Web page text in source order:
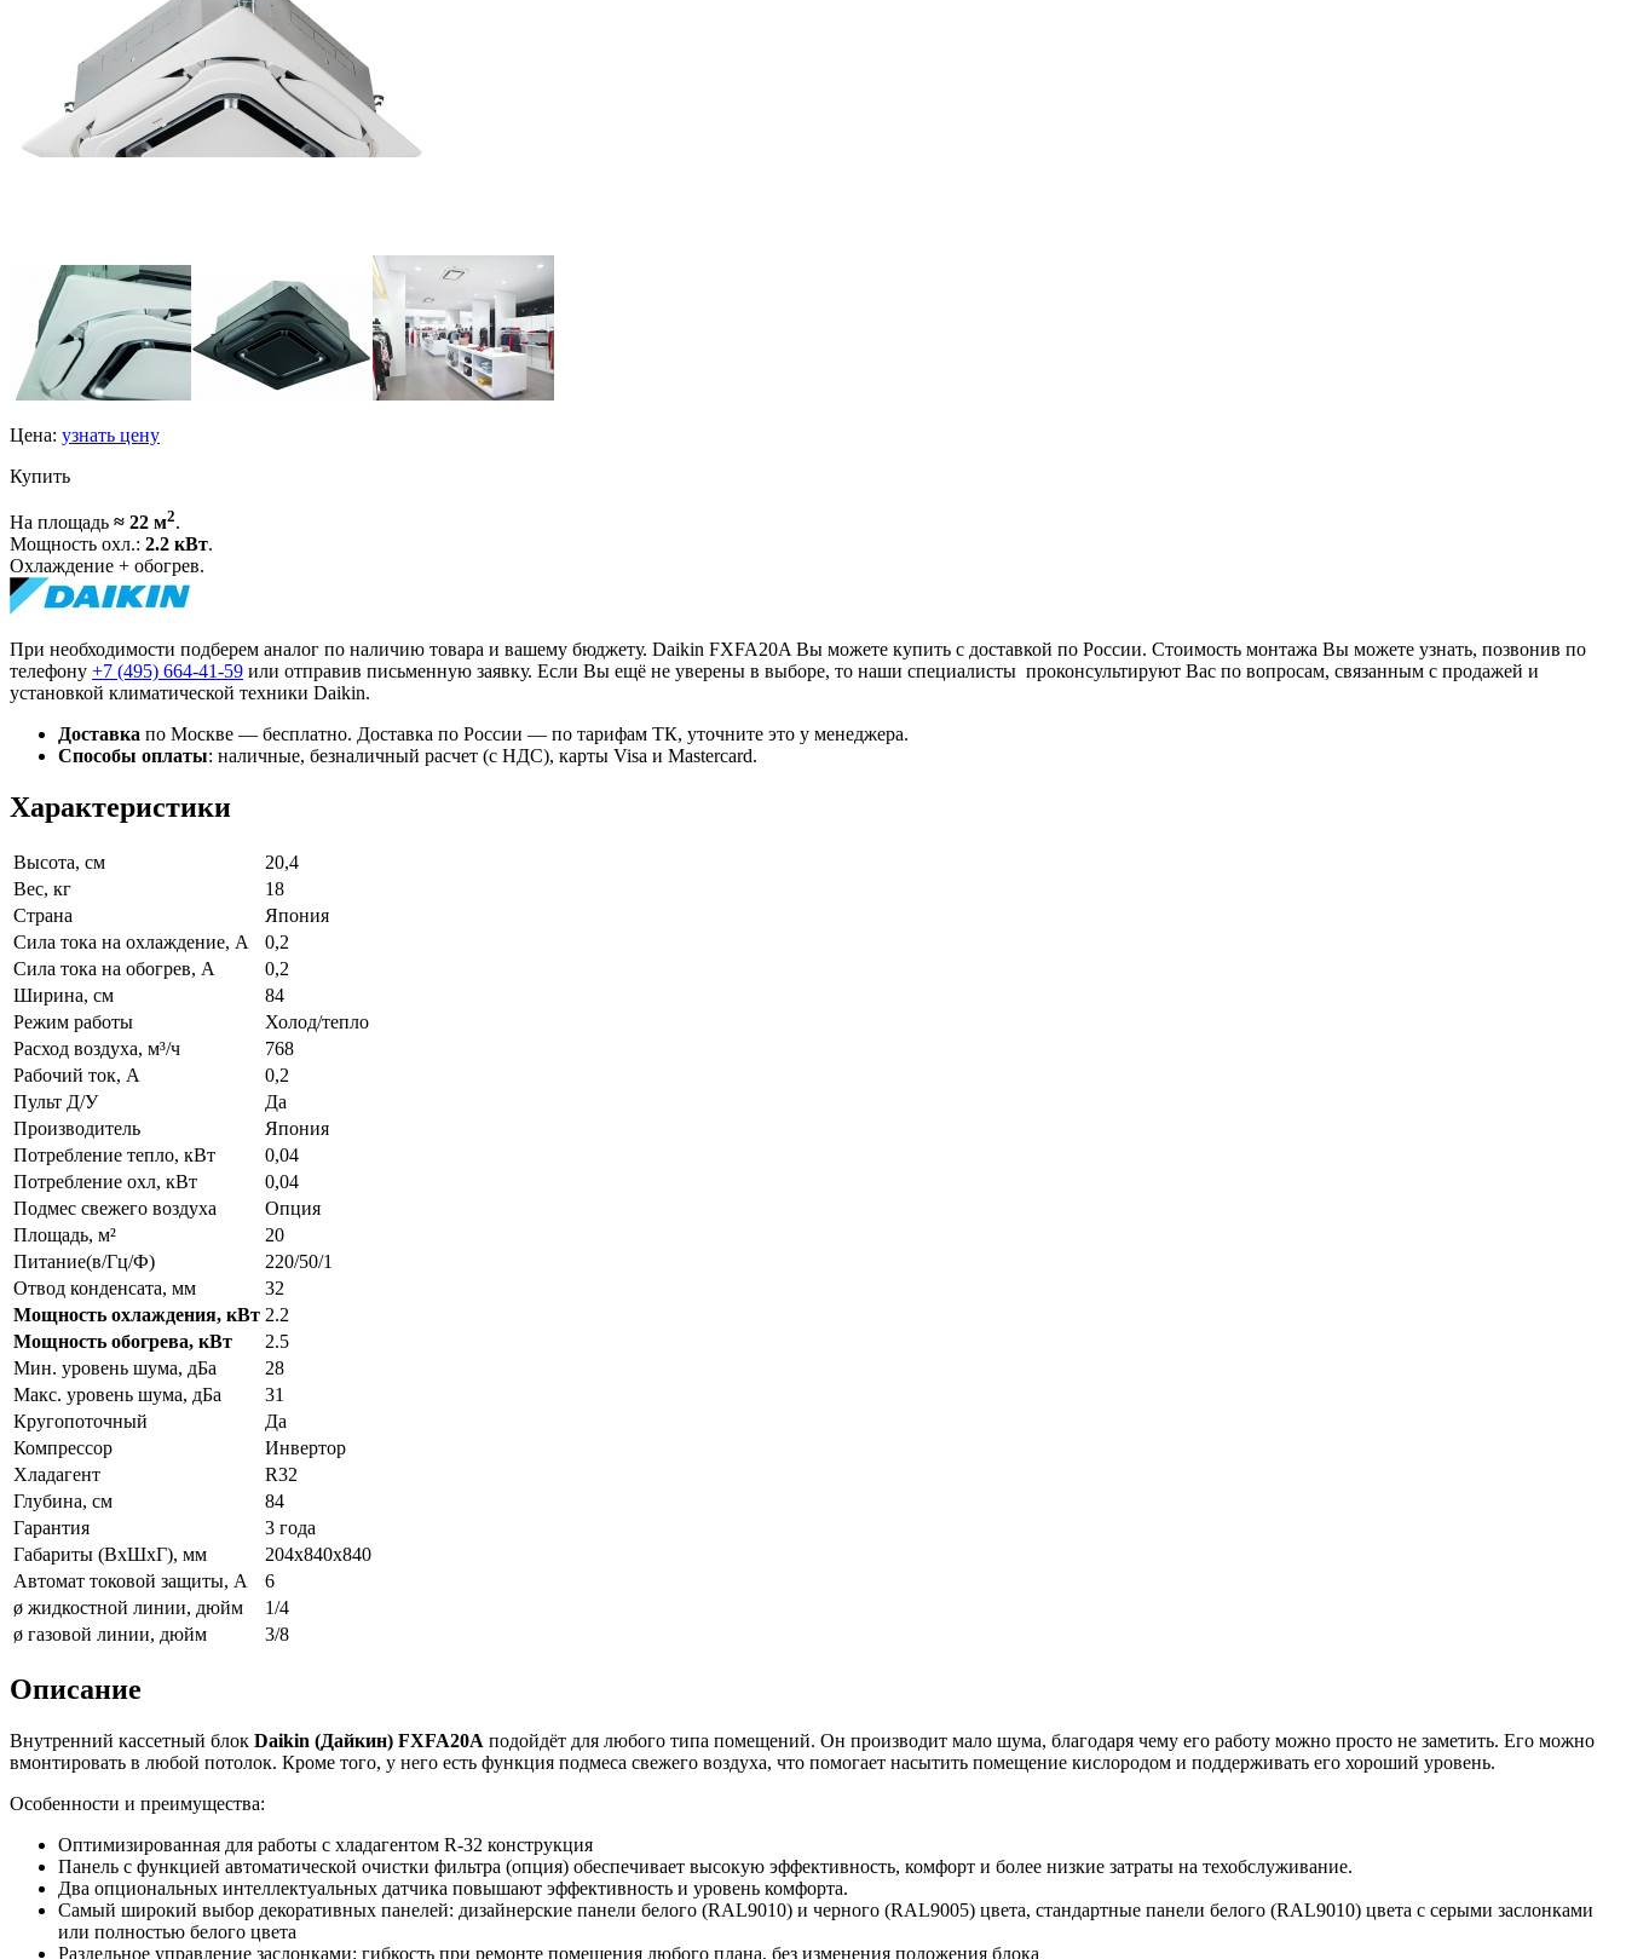
Цена: узнать цену
Купить
На площадь ≈ 22 м2.
Мощность охл.: 2.2 кВт.
Охлаждение + обогрев.
При необходимости подберем аналог по наличию товара и вашему бюджету. Daikin FXFA20A Вы можете купить с доставкой по России. Стоимость монтажа Вы можете узнать, позвонив по
телефону +7 (495) 664-41-59 или отправив письменную заявку. Если Вы ещё не уверены в выборе, то наши специалисты проконсультируют Вас по вопросам, связанным с продажей и
установкой климатической техники Daikin.
Доставка по Москве — бесплатно. Доставка по России — по тарифам ТК, уточните это у менеджера.
Способы оплаты: наличные, безналичный расчет (с НДС), карты Visa и Mastercard.
Характеристики
Высота, см
20,4
Вес, кг
18
Страна
Япония
Сила тока на охлаждение, А
0,2
Сила тока на обогрев, А
0,2
Ширина, см
84
Режим работы
Холод/тепло
Расход воздуха, м³/ч
768
Рабочий ток, А
0,2
Пульт Д/У
Да
Производитель
Япония
Потребление тепло, кВт
0,04
Потребление охл, кВт
0,04
Подмес свежего воздуха
Опция
Площадь, м²
20
Питание(в/Гц/Ф)
220/50/1
Отвод конденсата, мм
32
Мощность охлаждения, кВт 2.2
Мощность обогрева, кВт
2.5
Мин. уровень шума, дБа
28
Макс. уровень шума, дБа
31
Кругопоточный
Да
Компрессор
Инвертор
Хладагент
R32
Глубина, см
84
Гарантия
3 года
Габариты (ВxШxГ), мм
204х840х840
Автомат токовой защиты, A
6
ø жидкостной линии, дюйм
1/4
ø газовой линии, дюйм
3/8
Описание
Внутренний кассетный блок Daikin (Дайкин) FXFA20A подойдёт для любого типа помещений. Он производит мало шума, благодаря чему его работу можно просто не заметить. Его можно
вмонтировать в любой потолок. Кроме того, у него есть функция подмеса свежего воздуха, что помогает насытить помещение кислородом и поддерживать его хороший уровень.
Особенности и преимущества:
Оптимизированная для работы с хладагентом R-32 конструкция
Панель с функцией автоматической очистки фильтра (опция) обеспечивает высокую эффективность, комфорт и более низкие затраты на техобслуживание.
Два опциональных интеллектуальных датчика повышают эффективность и уровень комфорта.
Самый широкий выбор декоративных панелей: дизайнерские панели белого (RAL9010) и черного (RAL9005) цвета, стандартные панели белого (RAL9010) цвета с серыми заслонками
или полностью белого цвета
Раздельное управление заслонками: гибкость при ремонте помещения любого плана, без изменения положения блока